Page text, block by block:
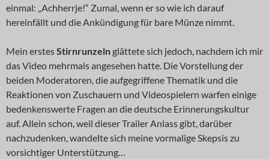
einmal: „Achherrje!“ Zumal, wenn er so wie ich darauf
hereinfällt und die Ankündigung für bare Münze nimmt.
Mein erstesStirnrunzeln glättete sich jedoch, nachdem ich mir
das Video mehrmals angesehen hatte. Die Vorstellung der
beiden Moderatoren, die aufgegriffene Thematik und die
Reaktionen von Zuschauern und Videospielern warfen einige
bedenkenswerte Fragen an die deutsche Erinnerungskultur
auf. Allein schon, weil dieser Trailer Anlass gibt, darüber
nachzudenken, wandelte sich meine vormalige Skepsis zu
vorsichtiger Unterstützung…